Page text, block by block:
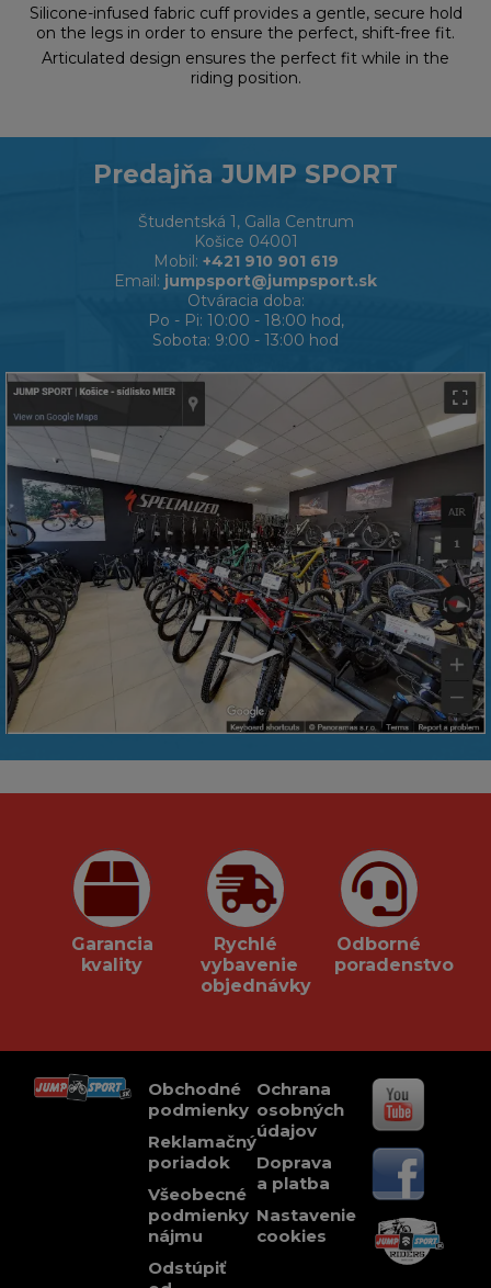
Silicone-infused fabric cuff provides a gentle, secure hold
on the legs in order to ensure the perfect, shift-free fit.
Articulated design ensures the perfect fit while in the
riding position.
Predajňa JUMP SPORT
Študentská 1, Galla Centrum
Košice 04001
Mobil: +421 910 901 619
Email: jumpsport@jumpsport.sk
Otváracia doba:
Po - Pi: 10:00 - 18:00 hod,
Sobota: 9:00 - 13:00 hod
Garancia
kvality
Rychlé
vybavenie
objednávky
Odborné
poradenstvo
Obchodné
podmienky
Reklamačný
poriadok
Všeobecné
podmienky
nájmu
Odstúpiť
Ochrana
osobných
údajov
Doprava
a platba
Nastavenie
cookies